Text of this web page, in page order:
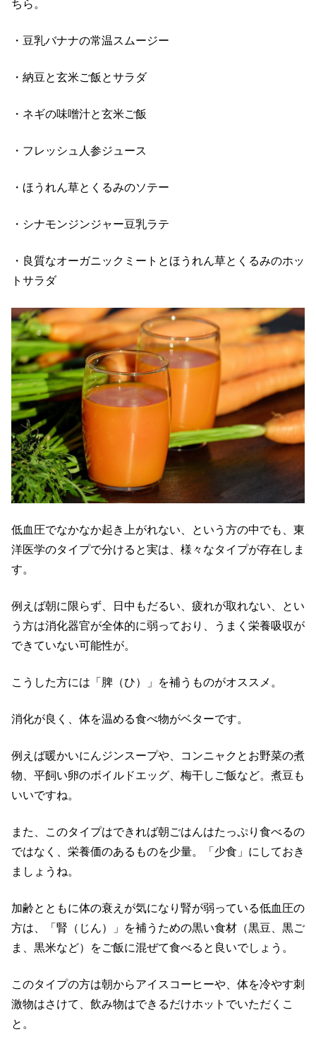
ちら。
・豆乳バナナの常温スムージー
・納豆と玄米ご飯とサラダ
・ネギの味噌汁と玄米ご飯
・フレッシュ人参ジュース
・ほうれん草とくるみのソテー
・シナモンジンジャー豆乳ラテ
・良質なオーガニックミートとほうれん草とくるみのホッ
トサラダ
低血圧でなかなか起き上がれない、という方の中でも、 東
洋医学のタイプで分けると実は、様々なタイプが存在しま
す。
例えば朝に限らず、日中もだるい、疲れが取れない、とい
う方は消化器官が全体的に弱っており、うまく栄養吸収が
できていない可能性が。
こうした方には「脾（ひ）」を補うものがオススメ。
消化が良く、体を温める食べ物がベターです。
例えば暖かいにんジンスープや、コンニャクとお野菜の煮
物、平飼い卵のボイルドエッグ、梅干しご飯など。煮豆も
いいですね。
また、このタイプはできれば朝ごはんはたっぷり食べるの
ではなく、栄養価のあるものを少量。「少食」にしておき
ましょうね。
加齢とともに体の衰えが気になり腎が弱っている低血圧の
方は、「腎（じん）」を補うための黒い食材（黒豆、黒ご
ま、黒米など）をご飯に混ぜて食べると良いでしょう。
このタイプの方は朝からアイスコーヒーや、体を冷やす刺
激物はさけて、飲み物はできるだけホットでいただくこ
と。